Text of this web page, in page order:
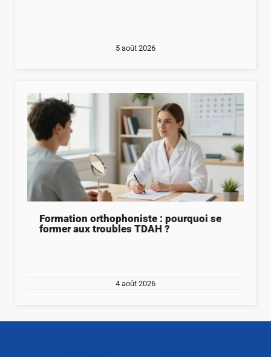
5 août 2026
Formation orthophoniste : pourquoi se
former aux troubles TDAH ?
4 août 2026